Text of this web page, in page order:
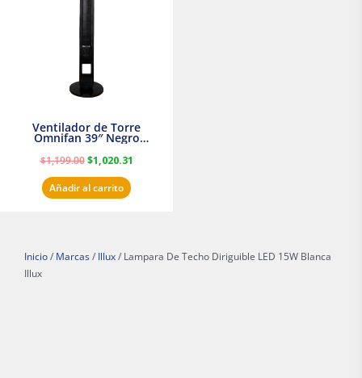
Ventilador de Torre
Omnifan 39″ Negro
$1,199.00 $1,020.31
Añadir al carrito
Inicio / Marcas / Illux / Lampara De Techo Diriguible LED 15W Blanca
Illux